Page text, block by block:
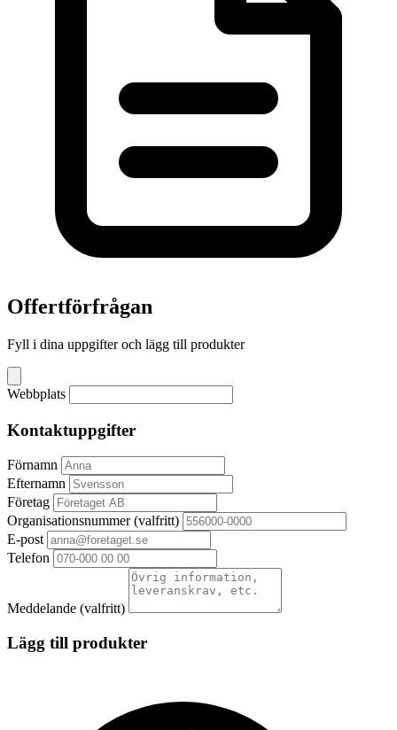
Offertförfrågan
Fyll i dina uppgifter och lägg till produkter
Webbplats
Kontaktuppgifter
Förnamn
Efternamn
Företag
Organisationsnummer(valfritt)
E-post
Telefon
Meddelande (valfritt)
Lägg till produkter